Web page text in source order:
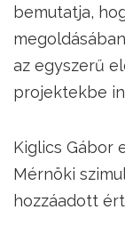
bemutatja,
az egyszerű
projektekbe
Kiglics Gábor
Mérnöki
hozzáadott